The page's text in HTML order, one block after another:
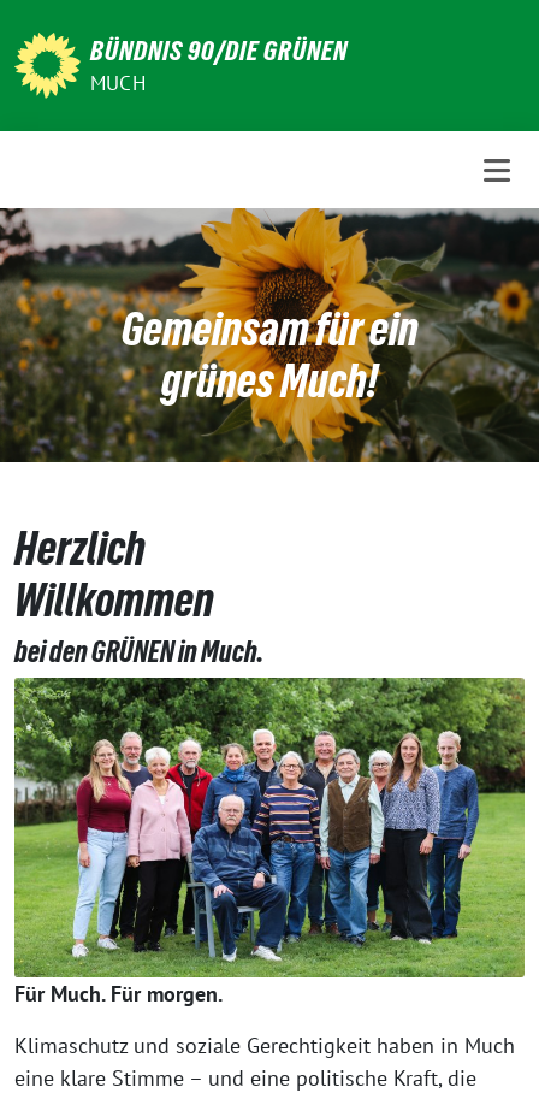
zum
Inhalt
BÜNDNIS 90/DIE GRÜNEN
MUCH
Gemeinsam für ein
grünes Much!
Herzlich
Willkommen
bei den GRÜNEN in Much.
Für Much. Für morgen.
Klimaschutz und soziale Gerechtigkeit haben in Much
eine klare Stimme – und eine politische Kraft, die